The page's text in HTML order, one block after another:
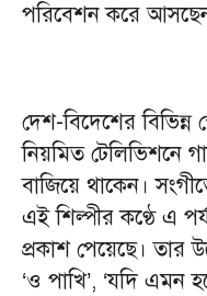
পরিবেশন করে
দেশ-বিদেশের বিভিন্ন
নিয়মিত টেলিভিশনে
বাজিয়ে থাকেন।
এই শিল্পীর কণ্ঠে এ
প্রকাশ পেয়েছে। তার
‘ও পাখি’, ‘যদি এমন